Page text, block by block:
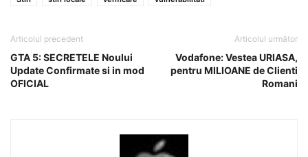
Articolul precedent
GTA 5: SECRETELE Noului
Update Confirmate si in mod
OFICIAL
Articolul următor
Vodafone: Vestea URIASA,
pentru MILIOANE de Clienti
Romani